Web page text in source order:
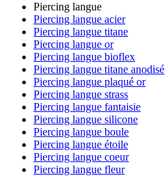
Piercing langue
Piercing langue acier
Piercing langue titane
Piercing langue or
Piercing langue bioflex
Piercing langue titane anodisé
Piercing langue plaqué or
Piercing langue strass
Piercing langue fantaisie
Piercing langue silicone
Piercing langue boule
Piercing langue étoile
Piercing langue coeur
Piercing langue fleur